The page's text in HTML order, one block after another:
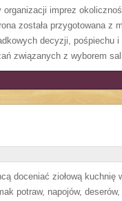
imprez
została przygotowana z
decyzji, pośpiechu
związanych z wyborem
doceniać ziołową
potraw, napojów,